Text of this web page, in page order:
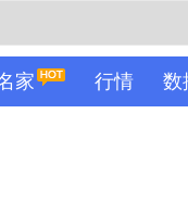
家 行情 数